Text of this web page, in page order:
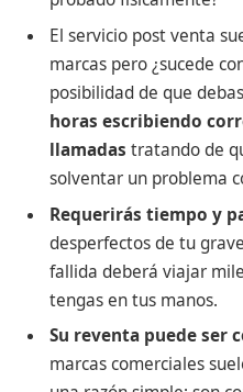
El servicio post venta
marcas pero ¿sucede
posibilidad de que
horas escribiendo
llamadas tratando de
solventar un problema
Requerirás tiempo y
desperfectos de tu
fallida deberá viajar
tengas en tus manos.
Su reventa puede ser
marcas comerciales